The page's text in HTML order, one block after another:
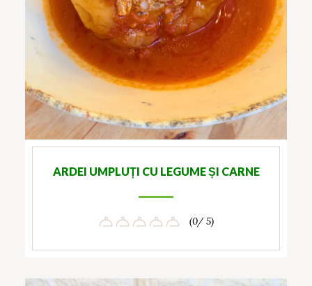
ARDEI UMPLUȚI CU LEGUME ȘI CARNE
(0/ 5)